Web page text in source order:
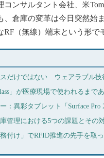
コンサルタント会社、米
、倉庫の変革は今日突然始
RF（無線）端末という形で
だけではない ウェアラブル技
」が医療現場で使われるまで
：異彩タブレット「Surface
管理における5つの課題とその
務付け」でRFID推進の先手を取